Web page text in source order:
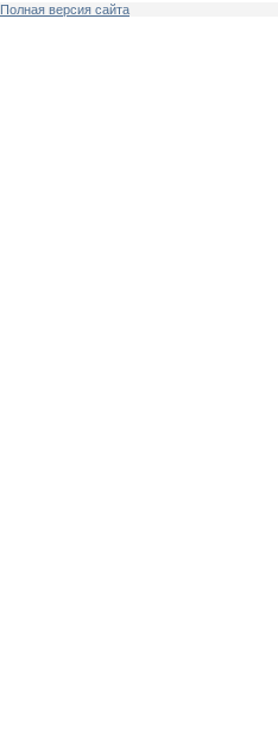
Полная версия сайта